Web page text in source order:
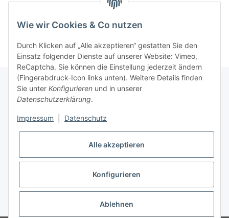
Kategorien
Informationen
Gesetzliche Informationen
* Alle Preise inkl. gesetzlicher USt.
Wie wir Cookies & Co nutzen
Durch Klicken auf „Alle akzeptieren“ gestatten Sie den
Einsatz folgender Dienste auf unserer Website: Vimeo,
ReCaptcha. Sie können die Einstellung jederzeit ändern
(Fingerabdruck-Icon links unten). Weitere Details finden
Sie unter Konfigurieren und in unserer
Datenschutzerklärung.
Impressum Datenschutz
Alle akzeptieren
Konfigurieren
Ablehnen